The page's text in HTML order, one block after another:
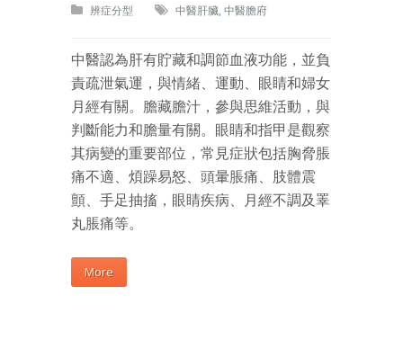
辨症分型 中醫肝臟, 中醫膽府
中醫認為肝有貯藏和調節血液功能，並負
責疏泄氣運，與情緒、運動、眼睛和婦女
月經有關。膽藏膽汁，參與思維活動，與
判斷能力和膽量有關。眼睛和指甲是觀察
其病變的重要部位，常見症狀包括胸脅脹
痛不適、煩躁易怒、頭暈脹痛、肢體震
顫、手足抽搐，眼睛疾病、月經不調及睪
丸脹痛等。
More